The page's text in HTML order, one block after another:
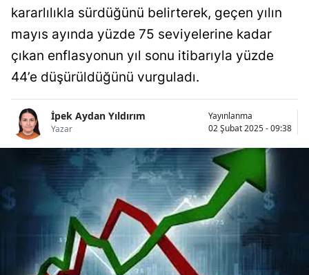
Balıkesir
Bilecik
Bitlis
Bolu
Burdur
Bursa
Çanakkale
Çankırı
Çorum
kararlılıkla sürdüğünü belirterek, geçen yılın
mayıs ayında yüzde 75 seviyelerine kadar
çıkan enflasyonun yıl sonu itibarıyla yüzde
44’e düşürüldüğünü vurguladı.
İpek Aydan Yıldırım
Yazar
Yayınlanma
02 Şubat 2025 - 09:38